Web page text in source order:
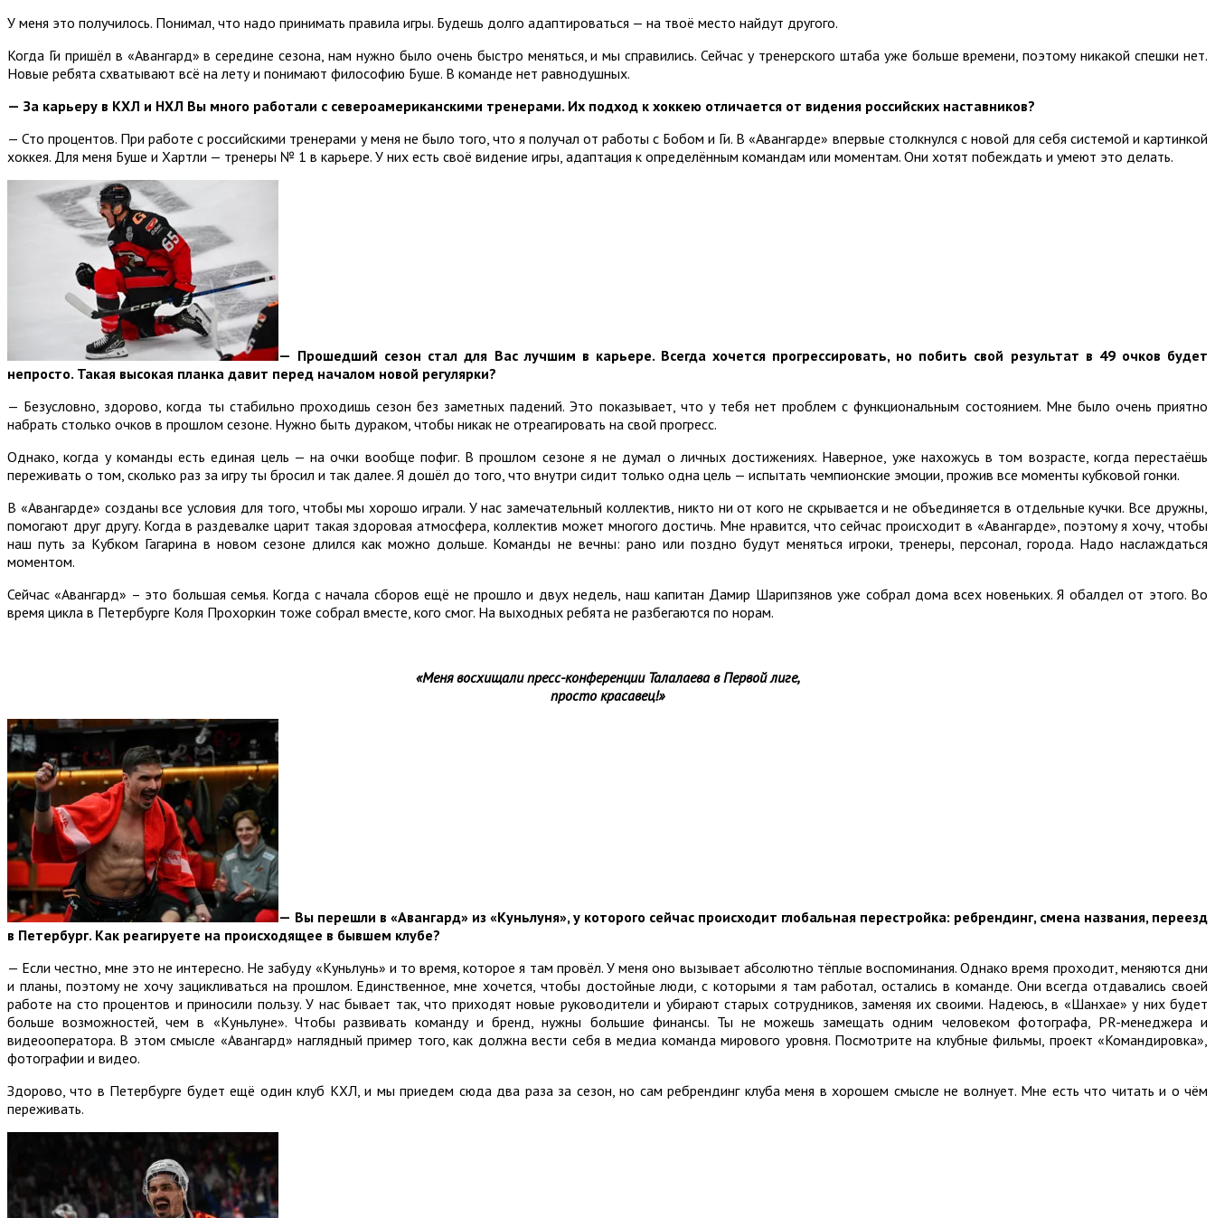
У меня это получилось. Понимал, что надо принимать правила игры. Будешь долго адаптироваться — на твоё место найдут другого.
Когда Ги пришёл в «Авангард» в середине сезона, нам нужно было очень быстро меняться, и мы справились. Сейчас у тренерского штаба уже больше времени, поэтому никакой спешки нет.
Новые ребята схватывают всё на лету и понимают философию Буше. В команде нет равнодушных.
— За карьеру в КХЛ и НХЛ Вы много работали с североамериканскими тренерами. Их подход к хоккею отличается от видения российских наставников?
— Сто процентов. При работе с российскими тренерами у меня не было того, что я получал от работы с Бобом и Ги. В «Авангарде» впервые столкнулся с новой для себя системой и картинкой
хоккея. Для меня Буше и Хартли — тренеры № 1 в карьере. У них есть своё видение игры, адаптация к определённым командам или моментам. Они хотят побеждать и умеют это делать.
— Прошедший сезон стал для Вас лучшим в карьере. Всегда хочется прогрессировать, но побить свой результат в 49 очков будет
непросто. Такая высокая планка давит перед началом новой регулярки?
— Безусловно, здорово, когда ты стабильно проходишь сезон без заметных падений. Это показывает, что у тебя нет проблем с функциональным состоянием. Мне было очень приятно
набрать столько очков в прошлом сезоне. Нужно быть дураком, чтобы никак не отреагировать на свой прогресс.
Однако, когда у команды есть единая цель — на очки вообще пофиг. В прошлом сезоне я не думал о личных достижениях. Наверное, уже нахожусь в том возрасте, когда перестаёшь
переживать о том, сколько раз за игру ты бросил и так далее. Я дошёл до того, что внутри сидит только одна цель — испытать чемпионские эмоции, прожив все моменты кубковой гонки.
В «Авангарде» созданы все условия для того, чтобы мы хорошо играли. У нас замечательный коллектив, никто ни от кого не скрывается и не объединяется в отдельные кучки. Все дружны,
помогают друг другу. Когда в раздевалке царит такая здоровая атмосфера, коллектив может многого достичь. Мне нравится, что сейчас происходит в «Авангарде», поэтому я хочу, чтобы
наш путь за Кубком Гагарина в новом сезоне длился как можно дольше. Команды не вечны: рано или поздно будут меняться игроки, тренеры, персонал, города. Надо наслаждаться
моментом.
Сейчас «Авангард» – это большая семья. Когда с начала сборов ещё не прошло и двух недель, наш капитан Дамир Шарипзянов уже собрал дома всех новеньких. Я обалдел от этого. Во
время цикла в Петербурге Коля Прохоркин тоже собрал вместе, кого смог. На выходных ребята не разбегаются по норам.
«Меня восхищали пресс-конференции Талалаева в Первой лиге,
просто красавец!»
— Вы перешли в «Авангард» из «Куньлуня», у которого сейчас происходит глобальная перестройка: ребрендинг, смена названия, переезд
в Петербург. Как реагируете на происходящее в бывшем клубе?
— Если честно, мне это не интересно. Не забуду «Куньлунь» и то время, которое я там провёл. У меня оно вызывает абсолютно тёплые воспоминания. Однако время проходит, меняются дни
и планы, поэтому не хочу зацикливаться на прошлом. Единственное, мне хочется, чтобы достойные люди, с которыми я там работал, остались в команде. Они всегда отдавались своей
работе на сто процентов и приносили пользу. У нас бывает так, что приходят новые руководители и убирают старых сотрудников, заменяя их своими. Надеюсь, в «Шанхае» у них будет
больше возможностей, чем в «Куньлуне». Чтобы развивать команду и бренд, нужны большие финансы. Ты не можешь замещать одним человеком фотографа, PR-менеджера и
видеооператора. В этом смысле «Авангард» наглядный пример того, как должна вести себя в медиа команда мирового уровня. Посмотрите на клубные фильмы, проект «Командировка»,
фотографии и видео.
Здорово, что в Петербурге будет ещё один клуб КХЛ, и мы приедем сюда два раза за сезон, но сам ребрендинг клуба меня в хорошем смысле не волнует. Мне есть что читать и о чём
переживать.